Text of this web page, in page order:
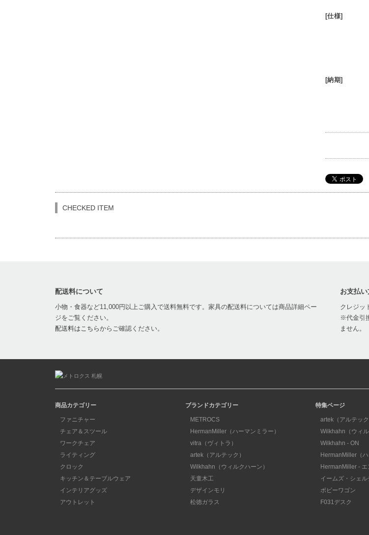
[仕様]
[納期]
CHECKED ITEM
配送料について
小物・食器など11,000円以上ご購入で送料無料です。家具の配送料については商品詳細ペー
ジをご覧ください。
配送料はこちらからご確認ください。
お支払
クレジッ
※代金引
ません。
商品カテゴリー
ファニチャー
チェア＆スツール
ワークチェア
ライティング
クロック
キッチン＆テーブルウェア
インテリアグッズ
アウトレット
ブランドカテゴリー
METROCS
HermanMiller（ハーマンミラー）
vitra（ヴィトラ）
artek（アルテック）
Wilkhahn（ウィルクハーン）
天童木工
デザインモリ
松徳ガラス
特集ページ
artek（アルテック
Wilkhahn（ウィル
Wilkhahn - ON
HermanMiller（ハ
HermanMiller - エ
イームズ・シェル
ボビーワゴン
F031デスク